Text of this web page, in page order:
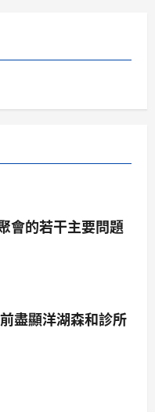
會的若干主要問題
盡顯洋湖森和診所